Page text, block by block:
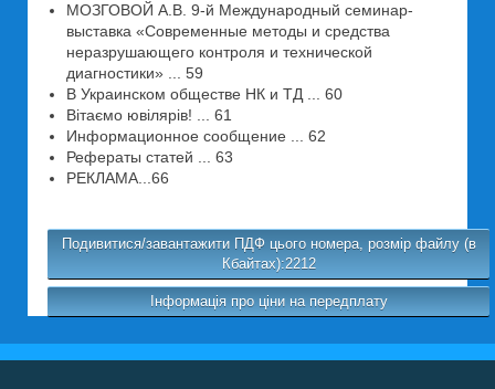
МОЗГОВОЙ А.В. 9-й Международный семинар-
выставка «Современные методы и средства
неразрушающего контроля и технической
диагностики» ... 59
В Украинском обществе НК и ТД ... 60
Вітаємо ювілярів! ... 61
Информационное сообщение ... 62
Рефераты статей ... 63
РЕКЛАМА...66
Подивитися/завантажити ПДФ цього номера, розмір файлу (в
Кбайтах):2212
Інформація про ціни на передплату